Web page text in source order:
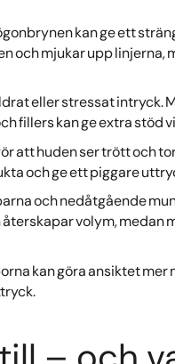
kan ge ett
och mjukar upp linjerna,
eller stressat intryck.
fillers kan ge extra stöd
att huden ser trött och
och ge ett piggare
och nedåtgående
volym, medan
kan göra ansiktet